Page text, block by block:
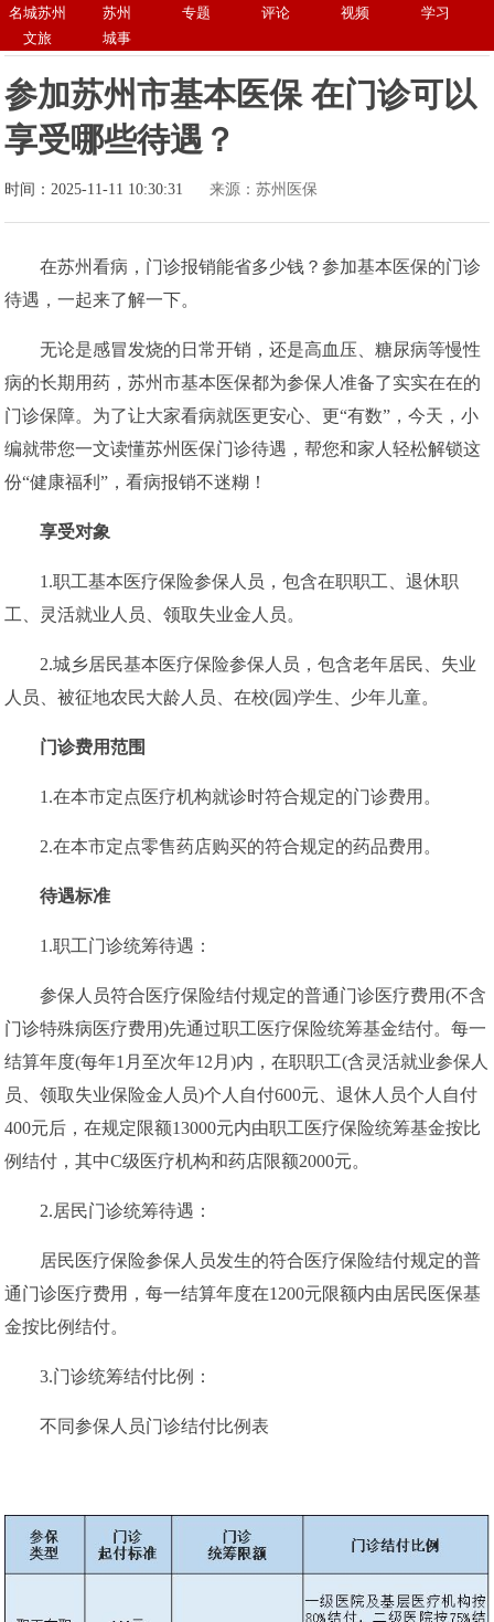
名城苏州 苏州 专题 评论 视频
学习
文旅
城事
参加苏州市基本医保 在门诊可以
享受哪些待遇？
时间：2025-11-11 10:30:31 来源：苏州医保
在苏州看病，门诊报销能省多少钱？参加基本医保的门诊
待遇，一起来了解一下。
无论是感冒发烧的日常开销，还是高血压、糖尿病等慢性
病的长期用药，苏州市基本医保都为参保人准备了实实在在的
门诊保障。为了让大家看病就医更安心、更“有数”，今天，小
编就带您一文读懂苏州医保门诊待遇，帮您和家人轻松解锁这
份“健康福利”，看病报销不迷糊！
享受对象
1.职工基本医疗保险参保人员，包含在职职工、退休职
工、灵活就业人员、领取失业金人员。
2.城乡居民基本医疗保险参保人员，包含老年居民、失业
人员、被征地农民大龄人员、在校(园)学生、少年儿童。
门诊费用范围
1.在本市定点医疗机构就诊时符合规定的门诊费用。
2.在本市定点零售药店购买的符合规定的药品费用。
待遇标准
1.职工门诊统筹待遇：
参保人员符合医疗保险结付规定的普通门诊医疗费用(不含
门诊特殊病医疗费用)先通过职工医疗保险统筹基金结付。每一
结算年度(每年1月至次年12月)内，在职职工(含灵活就业参保人
员、领取失业保险金人员)个人自付600元、退休人员个人自付
400元后，在规定限额13000元内由职工医疗保险统筹基金按比
例结付，其中C级医疗机构和药店限额2000元。
2.居民门诊统筹待遇：
居民医疗保险参保人员发生的符合医疗保险结付规定的普
通门诊医疗费用，每一结算年度在1200元限额内由居民医保基
金按比例结付。
3.门诊统筹结付比例：
不同参保人员门诊结付比例表